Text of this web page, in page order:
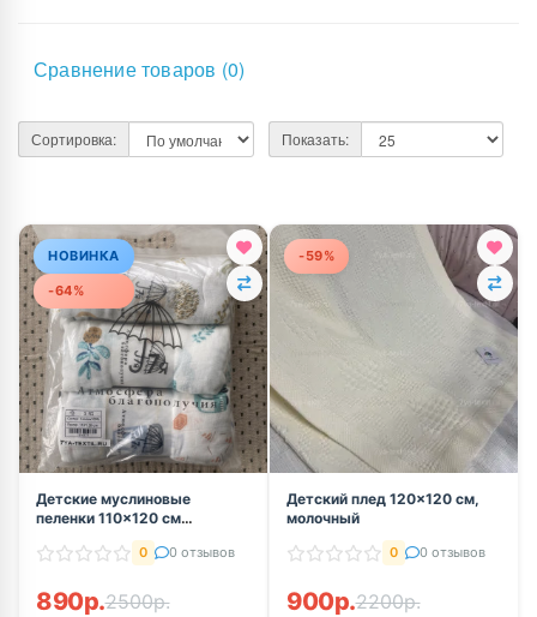
Сравнение товаров (0)
Сортировка: Показать:
НОВИНКА
-64%
Детские муслиновые
пеленки 110×120 см
комплект 3 шт.
0 0 отзывов
890р.2500р.
-59%
Детский плед 120×120 см,
молочный
0 0 отзывов
900р.2200р.